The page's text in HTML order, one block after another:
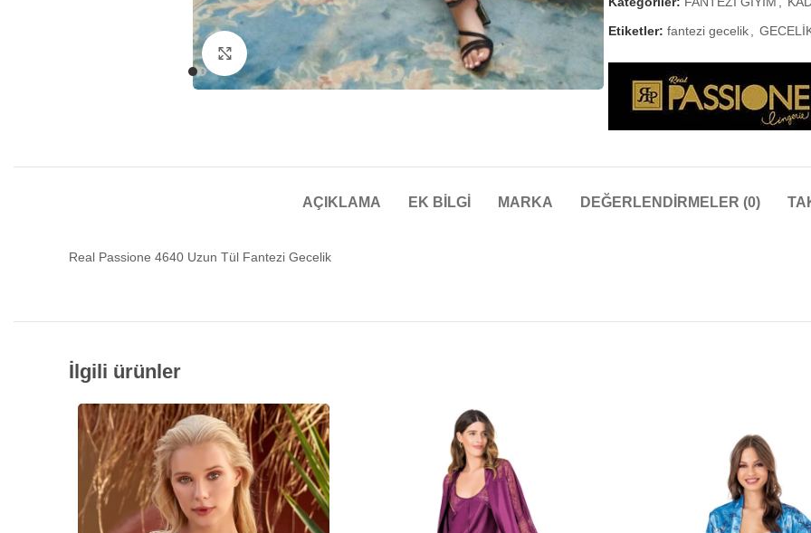
Büyütmek için tıklayın
Etiketler: fantezi gecelik
AÇIKLAMA EK BILGI MARKA DEĞERLENDIRMELER (0)
Real Passione 4640 Uzun Tül Fantezi Gecelik
İlgili ürünler